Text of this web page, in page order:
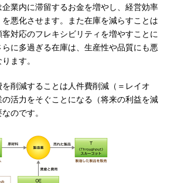
業内に滞留するお金を増やし、経営効率
を悪化させます。また在庫を減らすことは
対応のフレキシビリティを増やすことに
に多過ぎる在庫は、生産性や品質にも悪
ます。
削減することは人件費削減（＝レイオ
活力をそぐことになる（将来の利益を減
のです。